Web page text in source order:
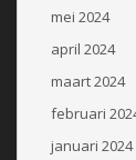
mei 2024
april 2024
maart 2024
februari
januari 2024